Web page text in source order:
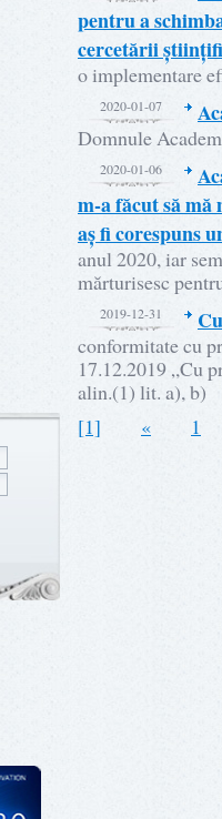
pentru a
cercetării
o implementare
2020-01-07
Domnule
2020-01-06
m-a făcut să
aș fi corespuns
anul 2020, iar
mărturisesc
2019-12-31
conformitate cu
17.12.2019 „Cu
alin.(1) lit. a), b)
[1]
« 1